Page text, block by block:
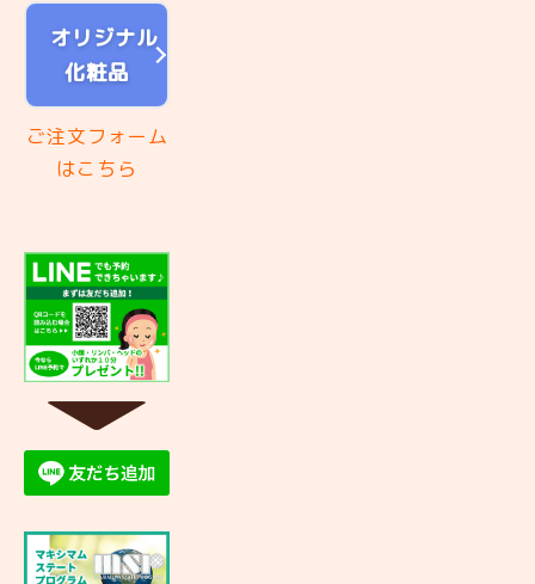
オリジナル
化粧品
ご注文フォーム
はこちら
▼